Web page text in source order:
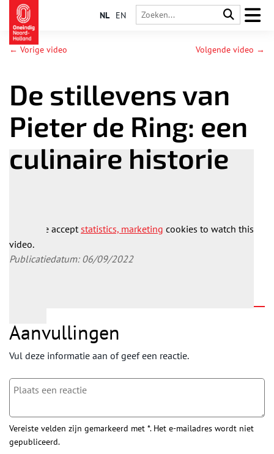
NL EN
← Vorige video Volgende video →
De stillevens van
Pieter de Ring: een
culinaire historie
Please acceptstatistics, marketing cookies to watch this
video.
Publicatiedatum: 06/09/2022
Aanvullingen
Vul deze informatie aan of geef een reactie.
Vereiste velden zijn gemarkeerd met *. Het e-mailadres wordt niet
gepubliceerd.